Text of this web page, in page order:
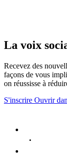
La voix
Recevez des
façons de vous
on réussisse à
S'inscrire Ouvrir